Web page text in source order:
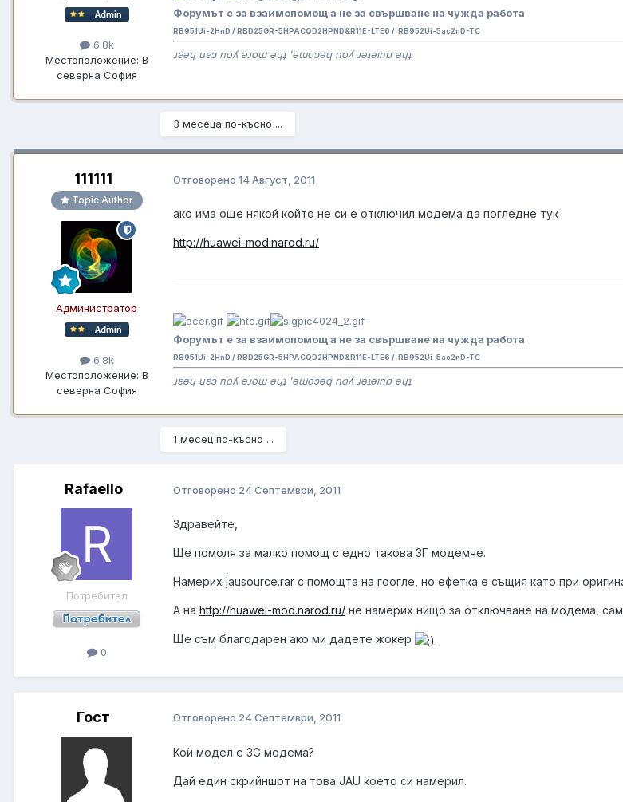
6.8k
Местоположение: В
северна София
Форумът е за взаимопомощ а не за свършване на чужда работа
RB951Ui-2HnD / RBD25GR-5HPACQD2HPND&R11E-LTE6 / RB952Ui-5ac2nD-TC
ɹɐǝɥ uɐɔ noʎ ǝɹoɯ ǝɥʇ 'ǝɯoɔǝq noʎ ɹǝʇǝınb ǝɥʇ
3 месеца по-късно ...
111111
Topic Author
Администратор
6.8k
Местоположение: В
северна София
Отговорено 14 Август, 2011
ако има още някой който не си е отключил модема да погледне тук
http://huawei-mod.narod.ru/
Форумът е за взаимопомощ а не за свършване на чужда работа
RB951Ui-2HnD / RBD25GR-5HPACQD2HPND&R11E-LTE6 / RB952Ui-5ac2nD-TC
ɹɐǝɥ uɐɔ noʎ ǝɹoɯ ǝɥʇ 'ǝɯoɔǝq noʎ ɹǝʇǝınb ǝɥʇ
1 месец по-късно ...
Rafaello
Потребител
0
Отговорено 24 Септември, 2011
Здравейте,
Ще помоля за малко помощ с едно такова 3Г модемче.
Намерих jausource.rar с помощта на гоогле, но ефетка е същия като при
А на http://huawei-mod.narod.ru/ не намерих нищо за отключване на модема,
Ще съм благодарен ако ми дадете жокер
Гост Отговорено 24 Септември, 2011
Кой модел е 3G модема?
Дай един скрийншот на това JAU което си намерил.